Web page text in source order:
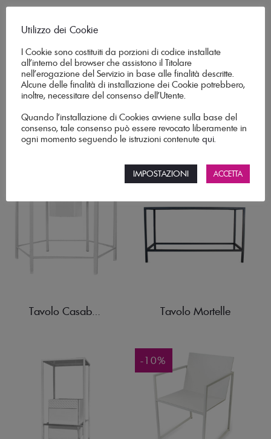
Tris Sicilia
Tavolo Casabianca Tavolo Mortelle
-10%
Utilizzo dei Cookie
I Cookie sono costituiti da porzioni di codice installate
all’interno del browser che assistono il Titolare
nell’erogazione del Servizio in base alle finalità descritte.
Alcune delle finalità di installazione dei Cookie potrebbero,
inoltre, necessitare del consenso dell’Utente.
Quando l’installazione di Cookies avviene sulla base del
consenso, tale consenso può essere revocato liberamente in
ogni momento seguendo le istruzioni contenute qui.
IMPOSTAZIONI ACCETTA